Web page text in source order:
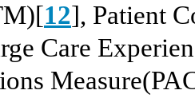
12], Patient
Care